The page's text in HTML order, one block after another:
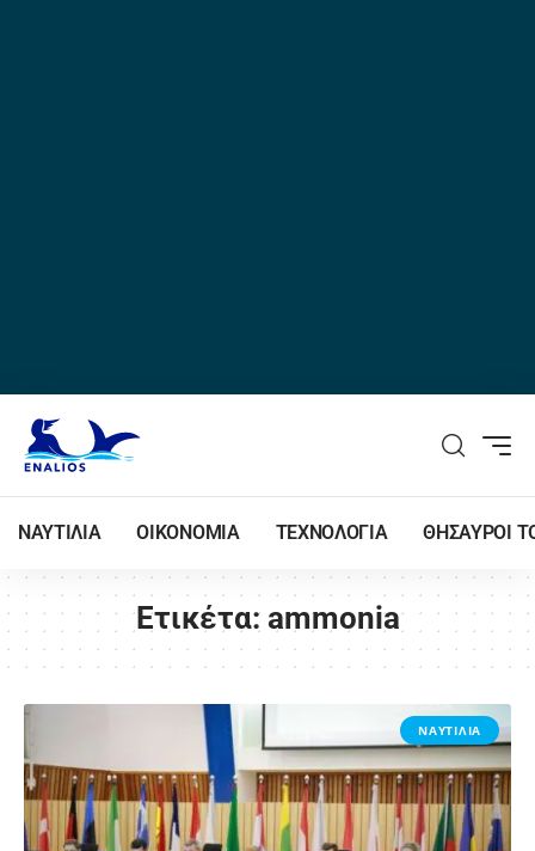
ΝΑΥΤΙΛΙΑ ΟΙΚΟΝΟΜΙΑ ΤΕΧΝΟΛΟΓΙΑ ΘΗΣΑΥΡΟΙ
Ετικέτα: ammonia
ΝΑΥΤΙΛΙΑ